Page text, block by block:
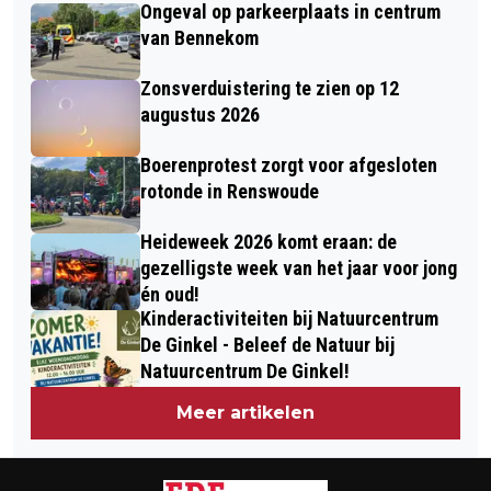
PARKEERGARAGES
ZOMERCAMPAGNE: BLIJF EDE
ONTDEKKEN
Ongeval op parkeerplaats in centrum
van Bennekom
Zonsverduistering te zien op 12
augustus 2026
Boerenprotest zorgt voor afgesloten
rotonde in Renswoude
Heideweek 2026 komt eraan: de
gezelligste week van het jaar voor jong
én oud!
Kinderactiviteiten bij Natuurcentrum
De Ginkel - Beleef de Natuur bij
Natuurcentrum De Ginkel!
Meer artikelen